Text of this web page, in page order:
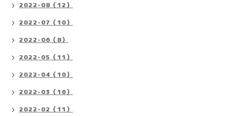
2022-08（12）
2022-07（10）
2022-06（8）
2022-05（11）
2022-04（10）
2022-03（16）
2022-02（11）